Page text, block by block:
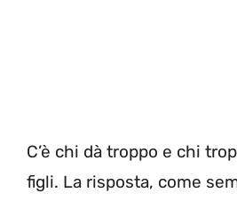
C’è chi dà troppo e chi
figli. La risposta, come